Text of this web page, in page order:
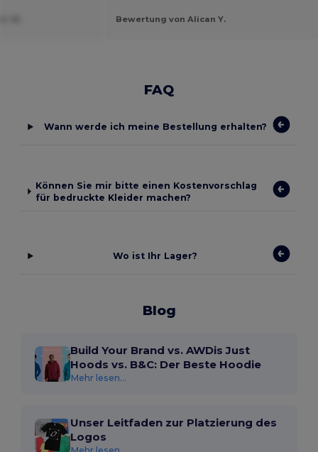
Bewertung von Alican Y.
FAQ
Wann werde ich meine Bestellung erhalten?
Können Sie mir bitte einen Kostenvorschlag
für bedruckte Kleider machen?
Wo ist Ihr Lager?
Blog
Build Your Brand vs. AWDis Just
Hoods vs. B&C: Der Beste Hoodie
Mehr lesen...
Unser Leitfaden zur Platzierung des
Logos